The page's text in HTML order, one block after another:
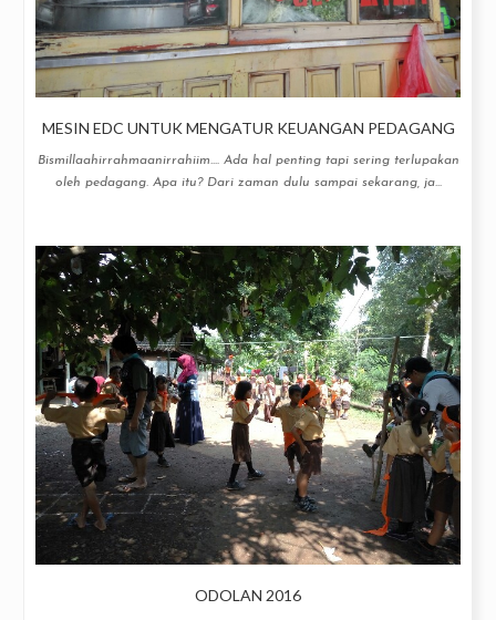
MESIN EDC UNTUK MENGATUR KEUANGAN PEDAGANG
Bismillaahirrahmaanirrahiim.... Ada hal penting tapi sering terlupakan
oleh pedagang. Apa itu? Dari zaman dulu sampai sekarang, ja...
ODOLAN 2016